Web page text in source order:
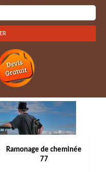
Ramonage de cheminée
77